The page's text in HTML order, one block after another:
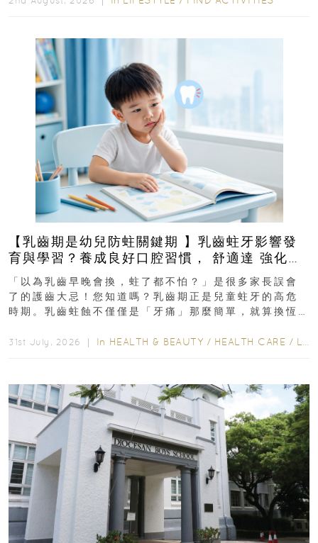
【乳齒期是幼兒防蛀關鍵期 】乳齒蛀牙影響發
育與學習？養成良好口腔習慣， 舒適達 強化琺
瑯質 兒童牙膏防護指南
「以為乳齒早晚會換，蛀了都不怕？」是很多家長誤會
了的護齒大忌！您知道嗎？乳齒期正是兒童蛀牙的高危
時期。乳齒蛀蝕不僅僅是「牙痛」那麼簡單，就算換恆
31st July, 2026 ｜ In HEALTH & BEAUTY / HEALTH CARE / LIFESTYLE